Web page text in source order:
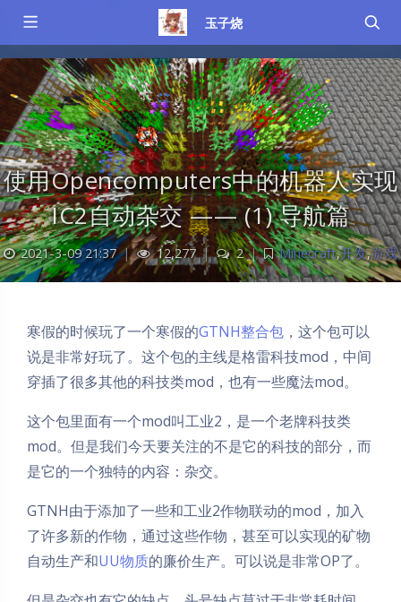
玉子烧
使用Opencomputers中的机器人实现
IC2自动杂交 —— (1) 导航篇
2021-3-09 21:37 | 12,277 | 2 | Minecraft,开发,游戏
寒假的时候玩了一个寒假的GTNH整合包 ，这个包可以
说是非常好玩了。这个包的主线是格雷科技mod，中间
穿插了很多其他的科技类mod，也有一些魔法mod。
这个包里面有一个mod叫工业2，是一个老牌科技类
mod。但是我们今天要关注的不是它的科技的部分，而
是它的一个独特的内容：杂交。
GTNH由于添加了一些和工业2作物联动的mod，加入
了许多新的作物，通过这些作物，甚至可以实现的矿物
自动生产和UU物质的廉价生产。可以说是非常OP了。